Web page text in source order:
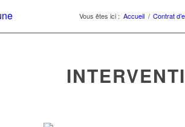
Vous êtes ici : Accueil / Contrat